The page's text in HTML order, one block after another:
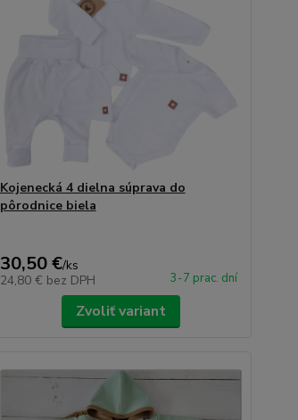
Kojenecká 4 dielna súprava do
pôrodnice biela
30,50 €/ks
24,80 € bez DPH 3-7 prac. dní
Zvoliť variant